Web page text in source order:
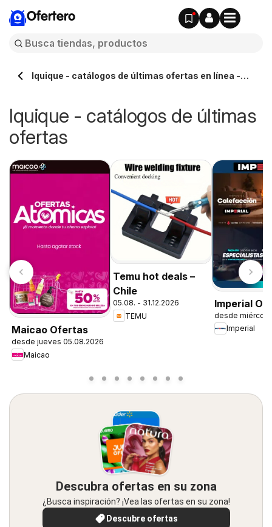
Ofertero
Iquique - catálogos de últimas ofertas en línea -
Iquique - catálogos de últimas
ofertas
Maicao Ofertas
desde jueves 05.08.2026
Maicao
Temu hot deals –
Chile
05.08. - 31.12.2026
TEMU
Imperial
desde
Imperial
Descubra ofertas en su zona
¿Busca inspiración? ¡Vea las ofertas en su zona!
Descubre ofertas